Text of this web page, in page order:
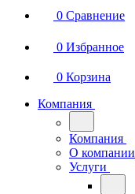
0 Сравнение
0 Избранное
0 Корзина
Компания
Компания
О компании
Услуги